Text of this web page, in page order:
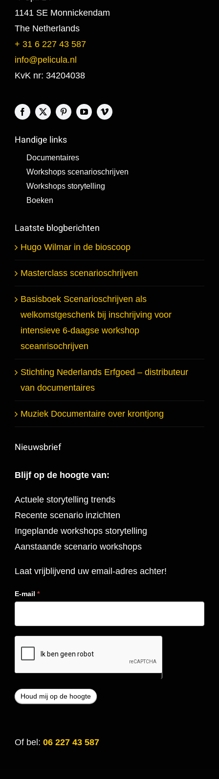
1141 SE Monnickendam
The Netherlands
+ 31 6 227 43 587
info@pelicula.nl
KvK nr: 34204038
Handige links
Documentaires
Workshops scenarioschrijven
Workshops storytelling
Boeken
Laatste blogberichten
Hugo Wilmar in de bioscoop
Masterclass scenarioschrijven
Basisboek Scenarioschrijven als
welkomstgeschenk bij inschrijving voor
intensieve 6-daagse workshop
sceanrisochrijven
Stichting Nederlands Erfgoed – distributeur
van documentaires
Muziek Documentaire over krontjong
Nieuwsbrief
Blijf op de hoogte van:
Actuele storytelling trends
Recente scenario inzichten
Ingeplande workshops storytelling
Aanstaande scenario workshops
Laat vrijblijvend uw email-adres achter!
E-mail *
Of bel: 06 227 43 587